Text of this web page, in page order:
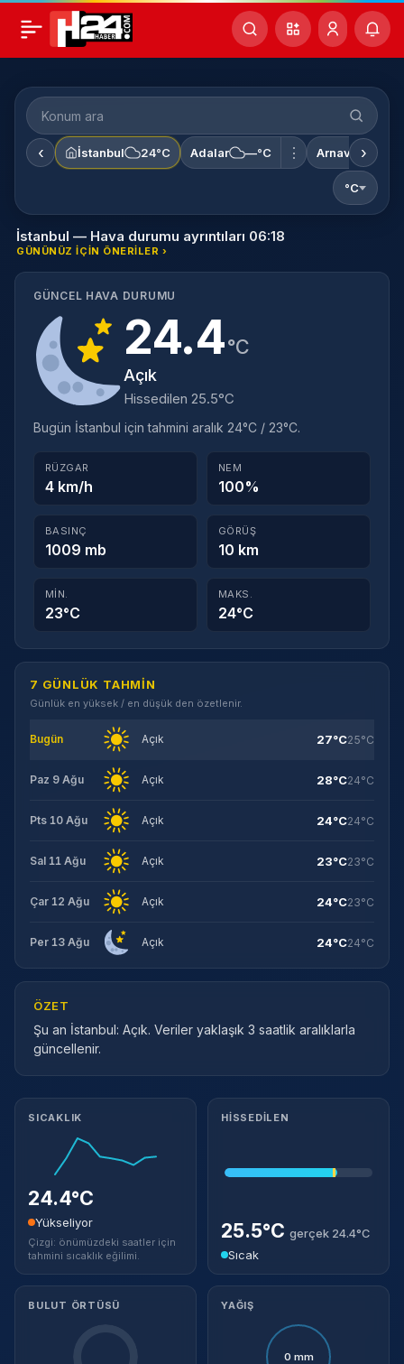
Konum
ara
‹ İstanbul 24°C Adalar —°C ⋮ Arnavutköy
›
°C
İstanbul — Hava durumu ayrıntıları 06:18
GÜNÜNÜZ IÇIN ÖNERILER ›
GÜNCEL HAVA DURUMU
24.4°C
Açık
Hissedilen 25.5°C
Bugün İstanbul için tahmini aralık 24°C / 23°C.
RÜZGAR
4 km/h
NEM
100%
BASINÇ
1009 mb
GÖRÜŞ
10 km
MIN.
23°C
MAKS.
24°C
7 GÜNLÜK TAHMIN
Günlük en yüksek / en düşük den özetlenir.
Bugün Açık 27°C25°C
Paz 9 Ağu Açık 28°C24°C
Pts 10 Ağu Açık 24°C24°C
Sal 11 Ağu Açık 23°C23°C
Çar 12 Ağu Açık 24°C23°C
Per 13 Ağu Açık 24°C24°C
ÖZET
Şu an İstanbul: Açık. Veriler yaklaşık 3 saatlik aralıklarla
güncellenir.
Meteorolojik ayrıntılar
SICAKLIK
24.4°C
Yükseliyor
Çizgi: önümüzdeki saatler için
tahmini sıcaklık eğilimi.
HISSEDILEN
25.5°C gerçek 24.4°C
Sıcak
BULUT ÖRTÜSÜ YAĞIŞ
0 mm